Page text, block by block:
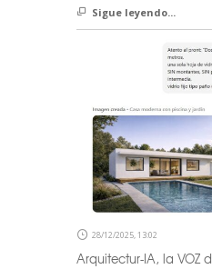
Sigue leyendo...
28/12/2025, 13:02
Arquitectur-IA, la VOZ